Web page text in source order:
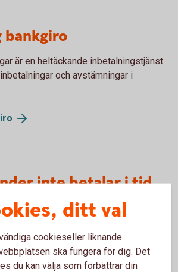
bankgiro
är en heltäckande inbetalningstjänst
och avstämningar i
inte betalar i tid
innebär att banken agerar ombud
På så sätt kan du
ditt val
cookieseller liknande
ska fungera för dig. Det
du kan välja som förbättrar din